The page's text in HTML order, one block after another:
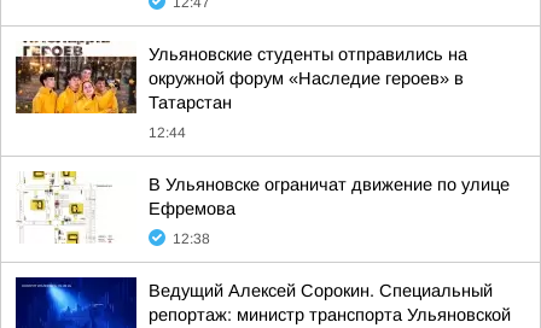
Ульяновские студенты отправились на
окружной форум «Наследие героев» в
Татарстан
12:44
В Ульяновске ограничат движение по улице
Ефремова
12:38
Ведущий Алексей Сорокин. Специальный
репортаж: министр транспорта Ульяновской